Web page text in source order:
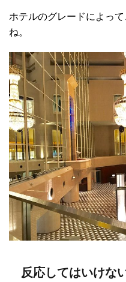
ホテルのグレードによっ
ね。
反応してはいけな